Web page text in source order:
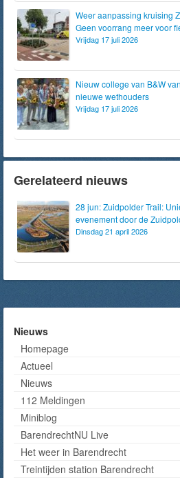
Weer aanpassing kruising
Geen voorrang meer voor
Vrijdag 17 juli 2026
Nieuw college van B&W
nieuwe wethouders
Vrijdag 17 juli 2026
Gerelateerd nieuws
28 jun: Zuidpolder Trail:
evenement door de
Dinsdag 21 april 2026
Nieuws
Homepage
Actueel
Nieuws
112 Meldingen
Miniblog
BarendrechtNU Live
Het weer in Barendrecht
Treintijden station Barendrecht